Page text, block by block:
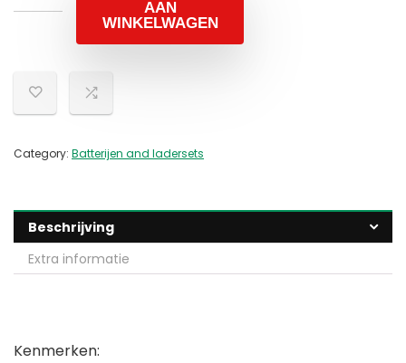
AAN
WINKELWAGEN
Category: Batterijen and ladersets
Beschrijving
Extra informatie
Kenmerken: